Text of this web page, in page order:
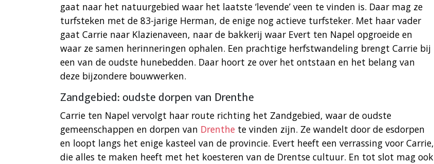
gaat naar het natuurgebied waar het laatste ‘levende’ veen te vinden is. Daar mag ze
turfsteken met de 83-jarige Herman, de enige nog actieve turfsteker. Met haar vader
gaat Carrie naar Klazienaveen, naar de bakkerij waar Evert ten Napel opgroeide en
waar ze samen herinneringen ophalen. Een prachtige herfstwandeling brengt Carrie bij
een van de oudste hunebedden. Daar hoort ze over het ontstaan en het belang van
deze bijzondere bouwwerken.
Zandgebied: oudste dorpen van Drenthe
Carrie ten Napel vervolgt haar route richting het Zandgebied, waar de oudste
gemeenschappen en dorpen van Drenthe te vinden zijn. Ze wandelt door de esdorpen
en loopt langs het enige kasteel van de provincie. Evert heeft een verrassing voor Carrie,
die alles te maken heeft met het koesteren van de Drentse cultuur. En tot slot mag ook